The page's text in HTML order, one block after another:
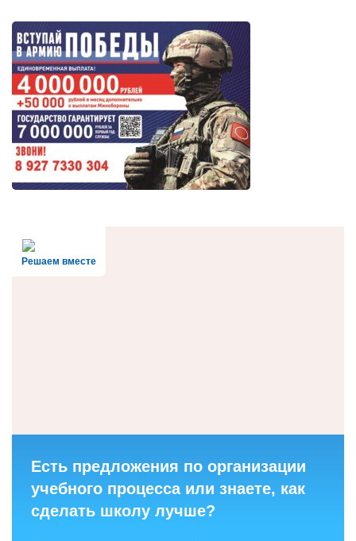
Решаем вместе
Есть предложения по организации
учебного процесса или знаете, как
сделать школу лучше?